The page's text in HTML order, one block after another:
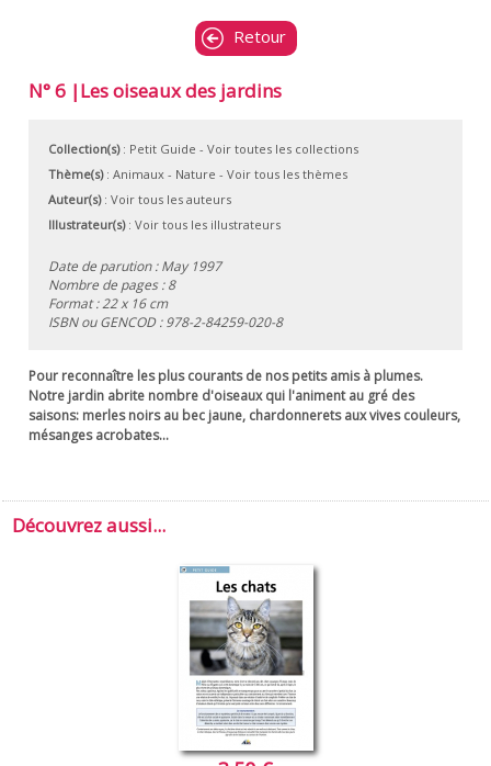
Retour
N° 6 |Les oiseaux des jardins
Collection(s): Petit Guide - Voir toutes les collections
Thème(s): Animaux - Nature - Voir tous les thèmes
Auteur(s): Voir tous les auteurs
Illustrateur(s): Voir tous les illustrateurs
Date de parution : May 1997
Nombre de pages : 8
Format : 22 x 16 cm
ISBN ou GENCOD :978-2-84259-020-8
Pour reconnaître les plus courants de nos petits amis à plumes.
Notre jardin abrite nombre d'oiseaux qui l'animent au gré des
saisons: merles noirs au bec jaune, chardonnerets aux vives couleurs,
mésanges acrobates...
Découvrez aussi...